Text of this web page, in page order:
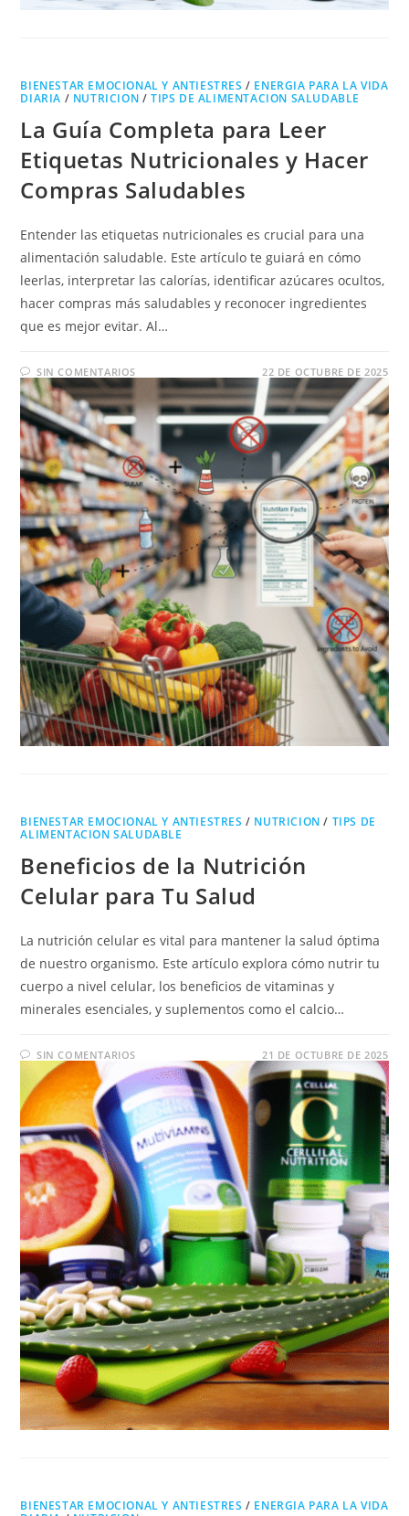
BIENESTAR EMOCIONAL Y ANTIESTRES / ENERGIA PARA LA VIDA
DIARIA / NUTRICION /TIPS DE ALIMENTACION SALUDABLE
La Guía Completa para Leer
Etiquetas Nutricionales y Hacer
Compras Saludables
Entender las etiquetas nutricionales es crucial para una
alimentación saludable. Este artículo te guiará en cómo
leerlas, interpretar las calorías, identificar azúcares ocultos,
hacer compras más saludables y reconocer ingredientes
que es mejor evitar. Al…
SIN COMENTARIOS 22 DE OCTUBRE DE 2025
BIENESTAR EMOCIONAL Y ANTIESTRES / NUTRICION / TIPS DE
ALIMENTACION SALUDABLE
Beneficios de la Nutrición
Celular para Tu Salud
La nutrición celular es vital para mantener la salud óptima
de nuestro organismo. Este artículo explora cómo nutrir tu
cuerpo a nivel celular, los beneficios de vitaminas y
minerales esenciales, y suplementos como el calcio…
SIN COMENTARIOS 21 DE OCTUBRE DE 2025
BIENESTAR EMOCIONAL Y ANTIESTRES / ENERGIA PARA LA VIDA